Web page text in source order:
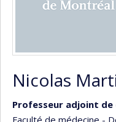
Nicolas
Professeur adjoint de
Faculté de médecine -